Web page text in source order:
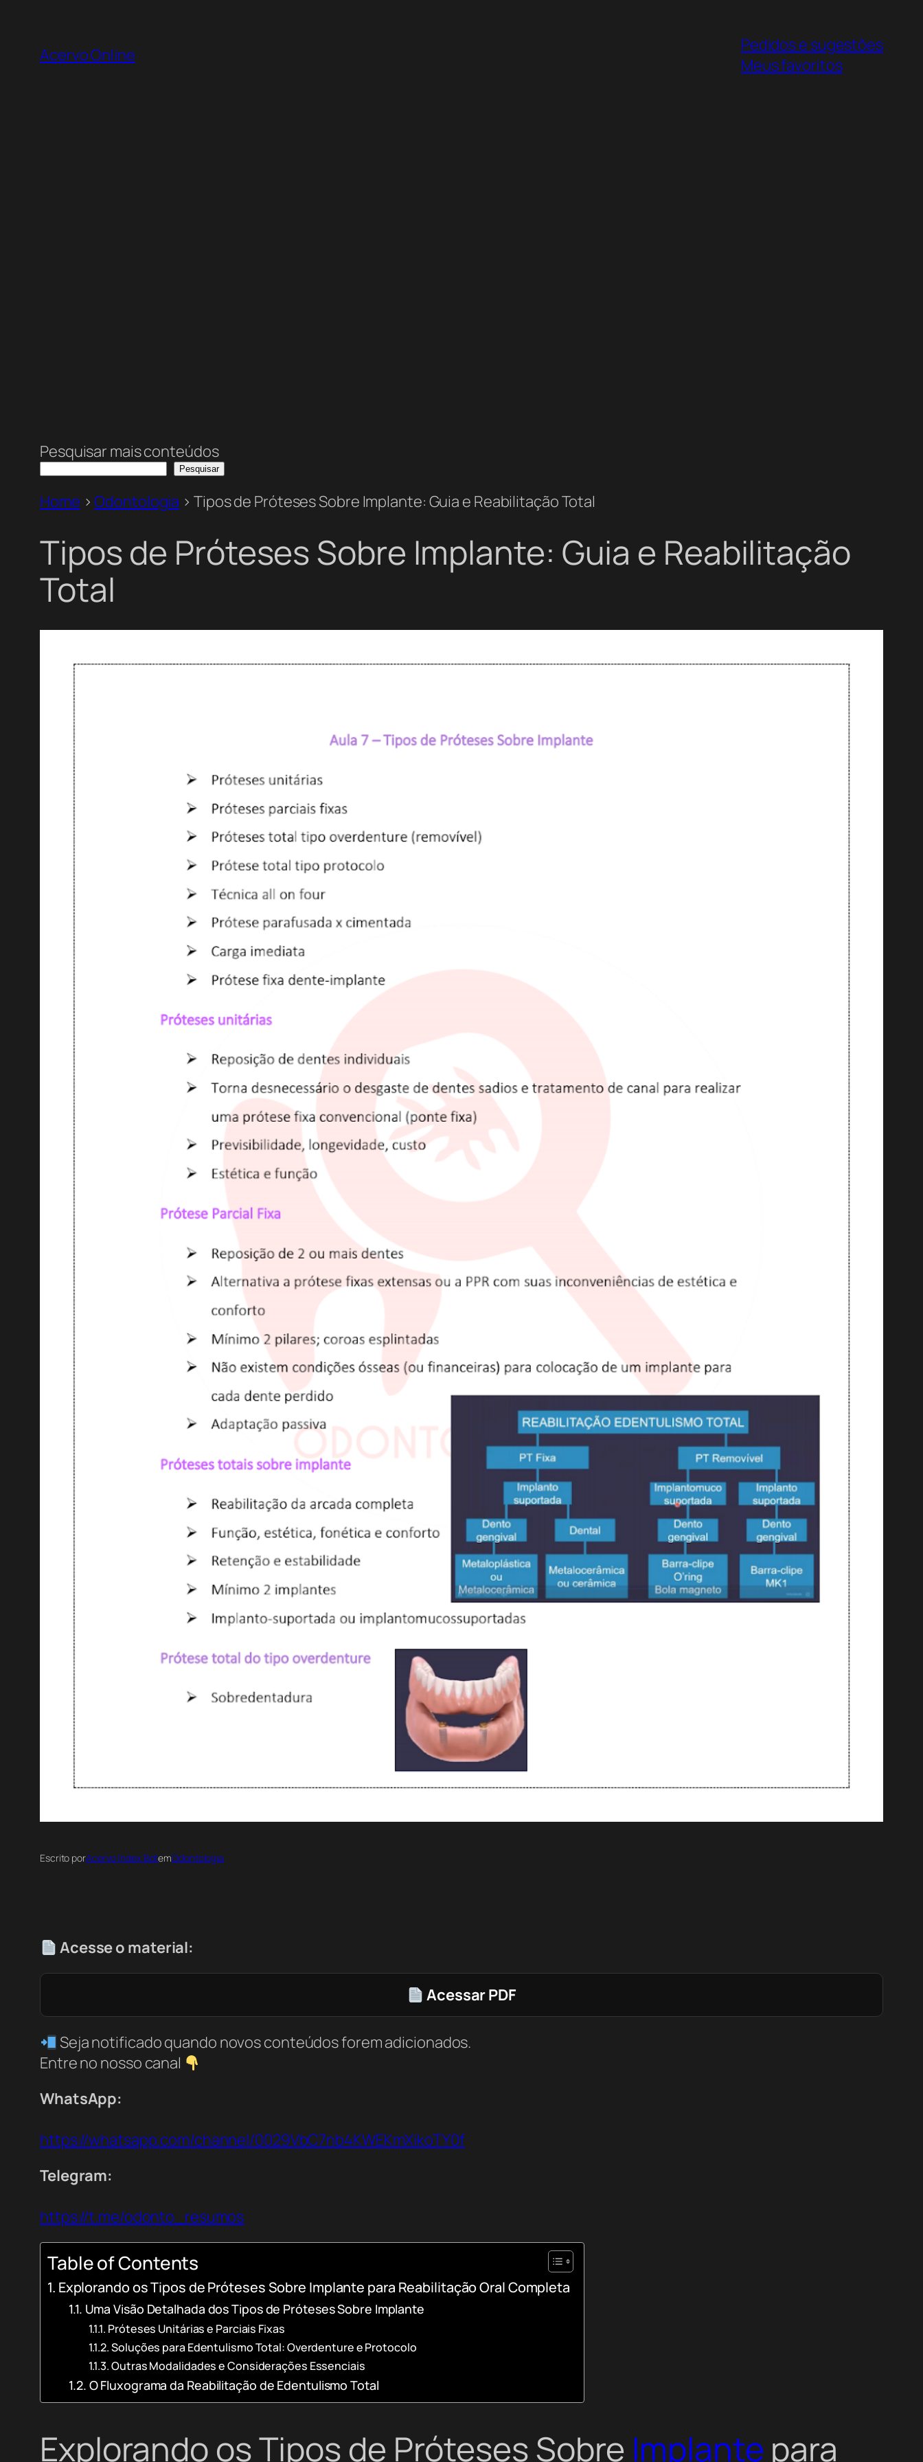
Acervo Online
Pedidos e sugestões
Meus favoritos
Pesquisar mais conteúdos
Pesquisar
Home >Odontologia > Tipos de Próteses Sobre Implante: Guia e Reabilitação Total
Tipos de Próteses Sobre Implante: Guia e Reabilitação
Total
Escrito porAcervo Index BotemOdontologia
Acesse o material:
Acessar PDF
Seja notificado quando novos conteúdos forem adicionados.
Entre no nosso canal
WhatsApp:
https://whatsapp.com/channel/0029VbC7nb4KWEKmXikoTY0f
Telegram:
https://t.me/odonto_resumos
Table of Contents
Explorando os Tipos de Próteses Sobre Implante para Reabilitação Oral Completa
Uma Visão Detalhada dos Tipos de Próteses Sobre Implante
Próteses Unitárias e Parciais Fixas
Soluções para Edentulismo Total: Overdenture e Protocolo
Outras Modalidades e Considerações Essenciais
O Fluxograma da Reabilitação de Edentulismo Total
Explorando os Tipos de Próteses Sobre Implante para